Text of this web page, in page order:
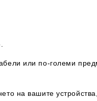
или по-големи
на вашите